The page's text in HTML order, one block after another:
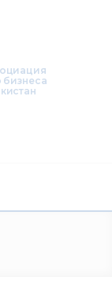
бизнеса